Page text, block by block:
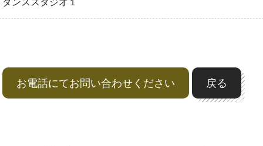
お電話にてお問い合わせください 戻る